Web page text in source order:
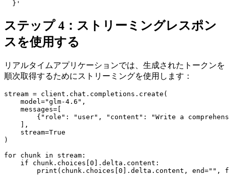
ステップ 4：ストリーミングレスポン
スを使用する
リアルタイムアプリケーションでは、生成されたトークンを
順次取得するためにストリーミングを使用します：
stream = client.chat.completions.create(
    model="glm-4.6",
    messages=[
{"role": "user", "content": "Write a
    ],
    stream=True
)
for chunk in stream:
    if chunk.choices[0].delta.content: